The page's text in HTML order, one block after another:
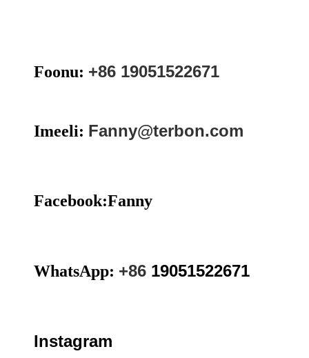
Foonu: +86 19051522671
Imeeli: Fanny@terbon.com
Facebook:Fanny
WhatsApp: +86 19051522671
Instagram